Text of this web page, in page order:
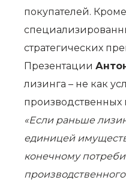
покупателей.
стратегических
Презентации
лизинга – не как
производственных
«Если раньше
единицей
конечному